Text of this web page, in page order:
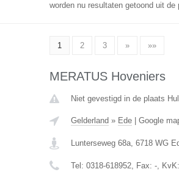
worden nu resultaten getoond uit de
1 2 3 » »»
MERATUS Hoveniers
Niet gevestigd in de plaats
Gelderland » Ede| Google
Lunterseweg 68a, 6718 WG
Tel: 0318-618952, Fax: -, KvK: